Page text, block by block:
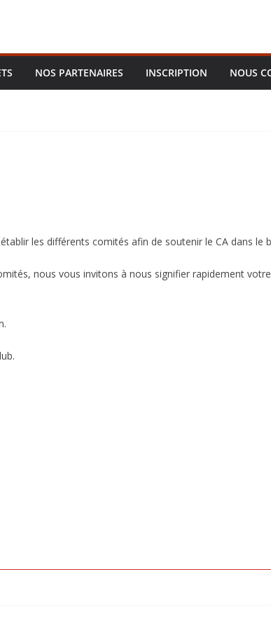
NOS PARTENAIRES INSCRIPTION NOUS
les différents comités afin de soutenir le CA dans le
nous vous invitons à nous signifier rapidement